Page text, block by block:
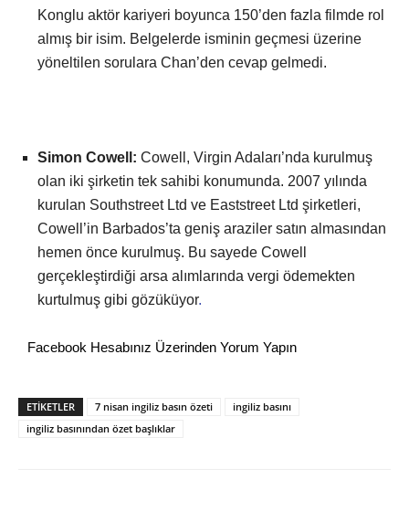
Konglu aktör kariyeri boyunca 150’den fazla filmde rol
almış bir isim. Belgelerde isminin geçmesi üzerine
yöneltilen sorulara Chan’den cevap gelmedi.
Simon Cowell: Cowell, Virgin Adaları’nda kurulmuş
olan iki şirketin tek sahibi konumunda. 2007 yılında
kurulan Southstreet Ltd ve Eaststreet Ltd şirketleri,
Cowell’in Barbados’ta geniş araziler satın almasından
hemen önce kurulmuş. Bu sayede Cowell
gerçekleştirdiği arsa alımlarında vergi ödemekten
kurtulmuş gibi gözüküyor.
Facebook Hesabınız Üzerinden Yorum Yapın
ETİKETLER 7 nisan ingiliz basın özeti
ingiliz basını
ingiliz basınından özet başlıklar